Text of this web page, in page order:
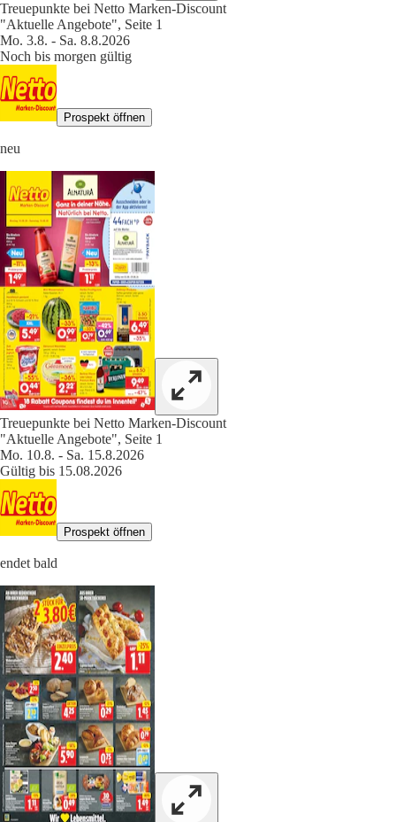
Treuepunkte bei Netto Marken-Discount
"Aktuelle Angebote", Seite 1
Mo. 3.8. - Sa. 8.8.2026
Noch bis morgen gültig
Prospekt öffnen
neu
Treuepunkte bei Netto Marken-Discount
"Aktuelle Angebote", Seite 1
Mo. 10.8. - Sa. 15.8.2026
Gültig bis 15.08.2026
Prospekt öffnen
endet bald